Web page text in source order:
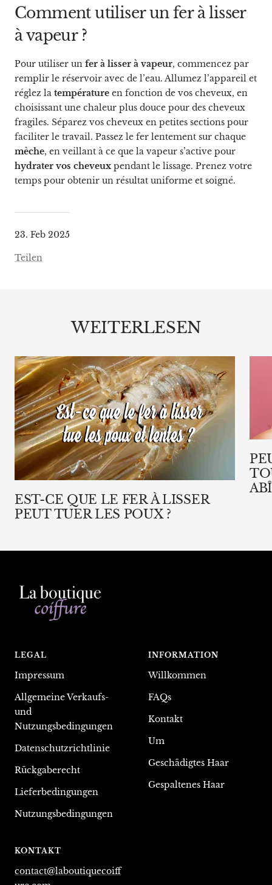
23. Feb 2025
Teilen
Comment utiliser un fer à lisser
à vapeur ?
Pour utiliser un fer à lisser à vapeur, commencez par
remplir le réservoir avec de l’eau. Allumez l’appareil et
réglez la température en fonction de vos cheveux, en
choisissant une chaleur plus douce pour des cheveux
fragiles. Séparez vos cheveux en petites sections pour
faciliter le travail. Passez le fer lentement sur chaque
mèche, en veillant à ce que la vapeur s’active pour
hydrater vos cheveux pendant le lissage. Prenez votre
temps pour obtenir un résultat uniforme et soigné.
WEITERLESEN
EST-CE QUE LE FER À LISSER
PEUT TUER LES POUX ?
LEGAL
Impressum
Allgemeine Verkaufs-
und
Nutzungsbedingungen
Datenschutzrichtlinie
Rückgaberecht
Lieferbedingungen
Nutzungsbedingungen
INFORMATION
Willkommen
FAQs
Kontakt
Um
Geschädigtes Haar
Gespaltenes Haar
KONTAKT
contact@laboutiquecoiff